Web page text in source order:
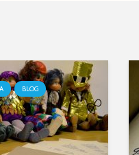
BLOG